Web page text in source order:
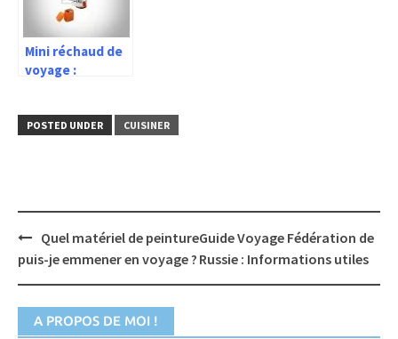
voyage
Mini réchaud de
voyage :
meilleur ?
POSTED UNDER CUISINER
Post
navigation
Quel matériel de peinture
puis-je emmener en voyage ?
Guide Voyage Fédération de
Russie : Informations utiles
A PROPOS DE MOI !